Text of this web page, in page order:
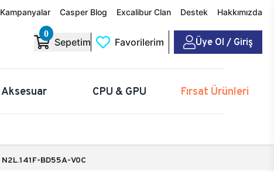
Kampanyalar Casper Blog Excalibur Clan Destek Hakkımızda
0
Sepetim Favorilerim Üye Ol / Giriş
Aksesuar CPU & GPU Fırsat Ürünleri
N2L.141F-BD55A-V0C